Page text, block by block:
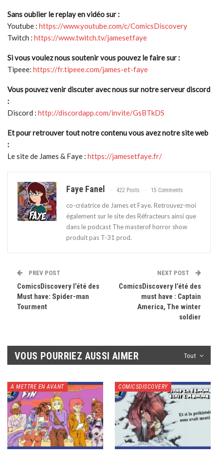
Sans oublier le replay en vidéo sur :
Youtube : https://www.youtube.com/c/ComicsDiscovery
Twitch : https://www.twitch.tv/jamesetfaye
Si vous voulez nous soutenir vous pouvez le faire sur :
Tipeee: https://fr.tipeee.com/james-et-faye
Vous pouvez venir discuter avec nous sur notre serveur discord
:
Discord : http://discordapp.com/invite/GsBTkDS
Et pour retrouver tout notre contenu vous avez notre site web
:
Le site de James & Faye : https://jamesetfaye.fr/
Faye Fanel 422 Posts 15 Comments
co-créatrice de James et Faye. Retrouvez-moi
également sur le site des Réfracteurs ainsi que
dans le podcast The masterof horror show
produit pas T-31 prod.
PREV POST
ComicsDiscovery l’été des
Must have: Spider-man
Tourment
NEXT POST
ComicsDiscovery l’été des
must have : Captain
America, The winter
soldier
Tout
VOUS POURRIEZ AUSSI AIMER
A METTRE EN AVANT COMICSDISCOVERY